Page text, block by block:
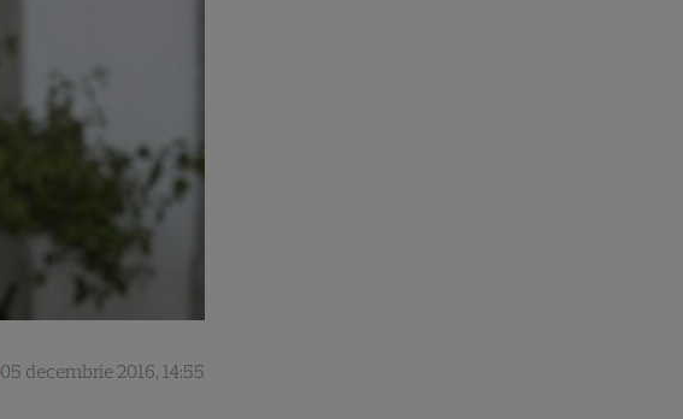
05 decembrie 2016, 14:55